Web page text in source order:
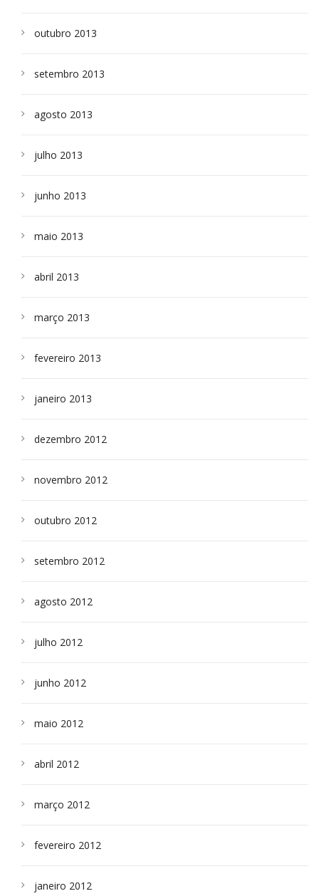
outubro 2013
setembro 2013
agosto 2013
julho 2013
junho 2013
maio 2013
abril 2013
março 2013
fevereiro 2013
janeiro 2013
dezembro 2012
novembro 2012
outubro 2012
setembro 2012
agosto 2012
julho 2012
junho 2012
maio 2012
abril 2012
março 2012
fevereiro 2012
janeiro 2012